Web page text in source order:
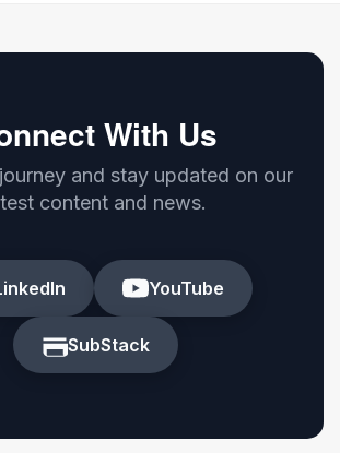
With Us
and stay updated on our
content and news.
YouTube
SubStack